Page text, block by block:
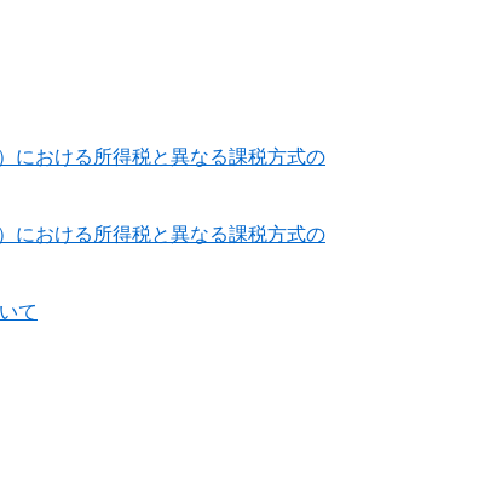
における所得税と異なる課税方式の
における所得税と異なる課税方式の
て